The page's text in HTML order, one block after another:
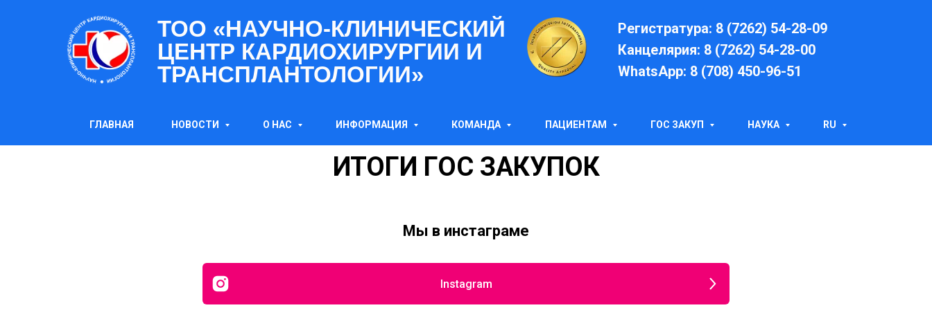
ТОО «НАУЧНО-КЛИНИЧЕСКИЙ
ЦЕНТР КАРДИОХИРУРГИИ И
ТРАНСПЛАНТОЛОГИИ»
Регистратура: 8 (7262) 54-28-09
Канцелярия: 8 (7262) 54-28-00
WhatsApp: 8 (708) 450-96-51
ГЛАВНАЯ НОВОСТИ О НАС ИНФОРМАЦИЯ КОМАНДА ПАЦИЕНТАМ ГОС ЗАКУП НАУКА RU
ИТОГИ ГОС ЗАКУПОК
Мы в инстаграме
Instagram